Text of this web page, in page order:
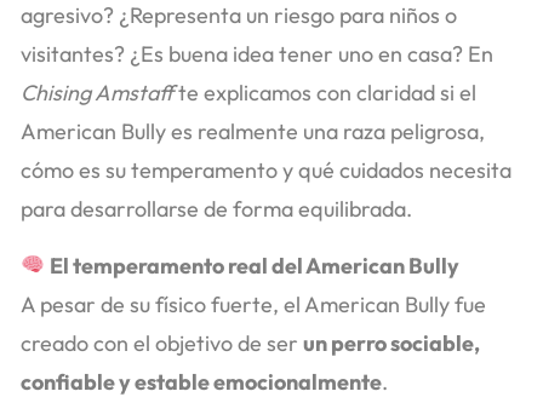
agresivo? ¿Representa un riesgo para niños o
visitantes? ¿Es buena idea tener uno en casa? En
Chising Amstaffte explicamos con claridad si el
American Bully es realmente una raza peligrosa,
cómo es su temperamento y qué cuidados necesita
para desarrollarse de forma equilibrada.
El temperamento real del American Bully
A pesar de su físico fuerte, el American Bully fue
creado con el objetivo de ser un perro sociable,
confiable y estable emocionalmente.